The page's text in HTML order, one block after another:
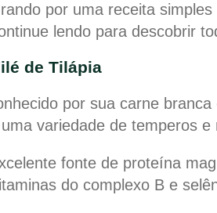
por uma receita
lendo para descobrir
de Tilápia
por sua carne
variedade de temperos e
fonte de proteína
do complexo B e